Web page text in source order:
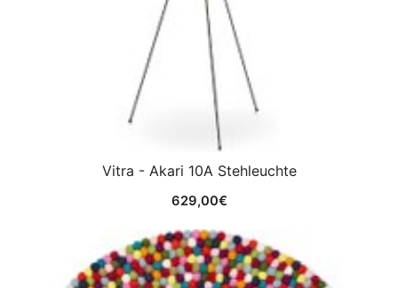
Vitra - Akari 10A Stehleuchte
629,00€